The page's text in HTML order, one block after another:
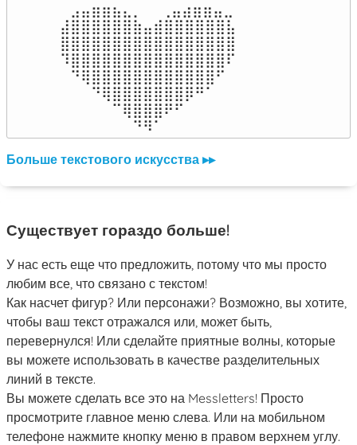
⠀⣠⣤⣶⣶⣦⣄⡀  ⠀⢀⣤⣴⣶⣶⣤⣀⠀
⣼⣿⣿⣿⣿⣿⣿⣷⣤⣾⣿⣿⣿⣿⣿⣿⣧
⣿⣿⣿⣿⣿⣿⣿⣿⣿⣿⣿⣿⣿⣿⣿⣿⣿
⠹⣿⣿⣿⣿⣿⣿⣿⣿⣿⣿⣿⣿⣿⣿⣿⠏
⠀⠙⢿⣿⣿⣿⣿⣿⣿⣿⣿⣿⣿⣿⣿⠋⠀
⠀⠀⠀⠙⢿⣿⣿⣿⣿⣿⣿⣿⡿⠛⠁⠀⠀
⠀⠀⠀⠀⠀⠉⢿⣿⣿⣿⠟⠋⠀⠀⠀⠀⠀
⠀⠀⠀⠀⠀⠀⠀⠙⠻⠁⠀⠀⠀⠀⠀⠀⠀⠀⠀⠀⠀⠀⠀
Больше текстового искусства ▸▸
Существует гораздо больше!
У нас есть еще что предложить, потому что мы просто
любим все, что связано с текстом!
Как насчет фигур? Или персонажи? Возможно, вы хотите,
чтобы ваш текст отражался или, может быть,
перевернулся! Или сделайте приятные волны, которые
вы можете использовать в качестве разделительных
линий в тексте.
Вы можете сделать все это на Messletters! Просто
просмотрите главное меню слева. Или на мобильном
телефоне нажмите кнопку меню в правом верхнем углу.